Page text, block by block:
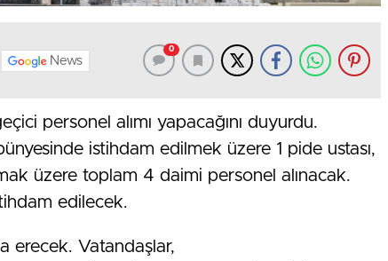
News
0
personel alımı yapacağını duyurdu.
istihdam edilmek üzere 1 pide ustası,
üzere toplam 4 daimi personel alınacak.
edilecek.
erecek. Vatandaşlar,